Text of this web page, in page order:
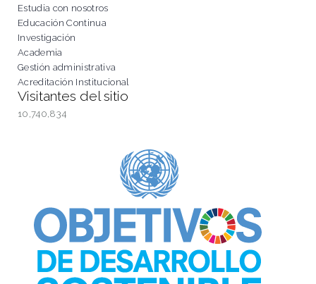
Estudia con nosotros
Educación Continua
Investigación
Academia
Gestión administrativa
Acreditación Institucional
Visitantes del sitio
10,740,834